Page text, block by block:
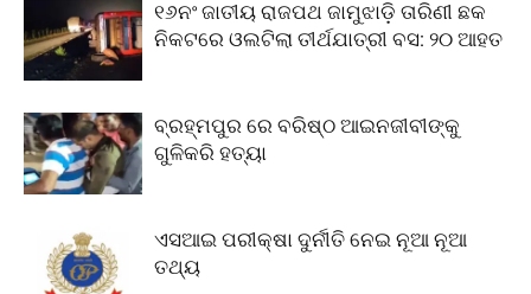
୧୬ନଂ ଜାତୀୟ ରାଜପଥ ଜାମୁଝାଡ଼ି ତାରିଣୀ ଛକ
ନିକଟରେ ଓଲଟିଲା ତୀର୍ଥଯାତ୍ରୀ ବସ: ୨୦ ଆହତ
ବ୍ରହ୍ମପୁର ରେ ବରିଷ୍ଠ ଆଇନଜୀବୀଙ୍କୁ
ଗୁଳିକରି ହତ୍ୟା
ଏସଆଇ ପରୀକ୍ଷା ଦୁର୍ନୀତି ନେଇ ନୂଆ ନୂଆ
ତଥ୍ୟ